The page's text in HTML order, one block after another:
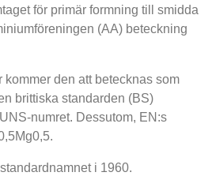
för primär formning till smidda
(AA) beteckning
kommer den att betecknas som
brittiska standarden (BS)
numret. Dessutom, EN:s
i 1960.